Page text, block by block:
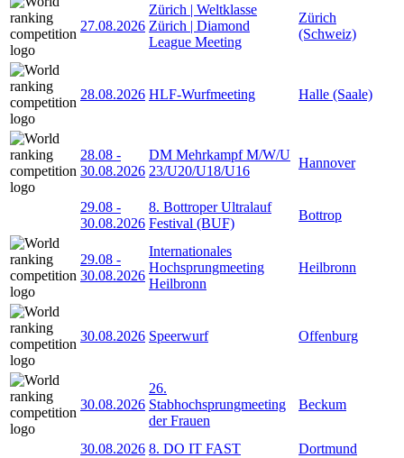
27.08.2026
Zürich | Weltklasse
Zürich | Diamond
League Meeting
Zürich
(Schweiz)
28.08.2026 HLF-Wurfmeeting Halle (Saale)
28.08 -
30.08.2026
DM Mehrkampf M/W/U
23/U20/U18/U16
Hannover
29.08 -
30.08.2026
8. Bottroper Ultralauf
Festival (BUF)
Bottrop
29.08 -
30.08.2026
Internationales
Hochsprungmeeting
Heilbronn
Heilbronn
30.08.2026 Speerwurf Offenburg
30.08.2026
26.
Stabhochsprungmeeting
der Frauen
Beckum
30.08.2026 8. DO IT FAST Dortmund